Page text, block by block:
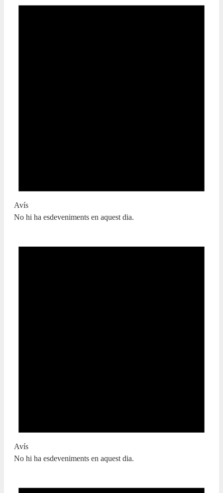
Avís
No hi ha esdeveniments en aquest dia.
Avís
No hi ha esdeveniments en aquest dia.